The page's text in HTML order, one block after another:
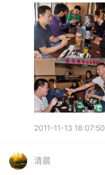
2011-11-13 18:07:50
清晨